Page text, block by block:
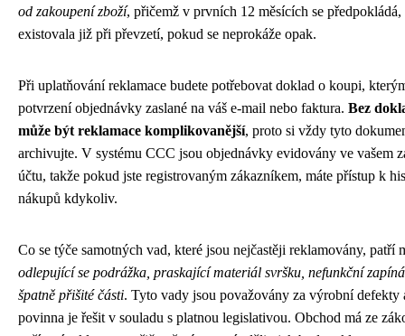
od zakoupení zboží, přičemž v prvních 12 měsících se předpokládá,
existovala již při převzetí, pokud se neprokáže opak.
Při uplatňování reklamace budete potřebovat doklad o koupi,
potvrzení objednávky zaslané na váš e-mail nebo faktura. Bez
může být reklamace komplikovanější, proto si vždy tyto
archivujte. V systému CCC jsou objednávky evidovány ve vašem
účtu, takže pokud jste registrovaným zákazníkem, máte přístup k
nákupů kdykoliv.
Co se týče samotných vad, které jsou nejčastěji reklamovány, patří
odlepující se podrážka, praskající materiál svršku, nefunkční
špatně přišité části. Tyto vady jsou považovány za výrobní defekty
povinna je řešit v souladu s platnou legislativou. Obchod má ze